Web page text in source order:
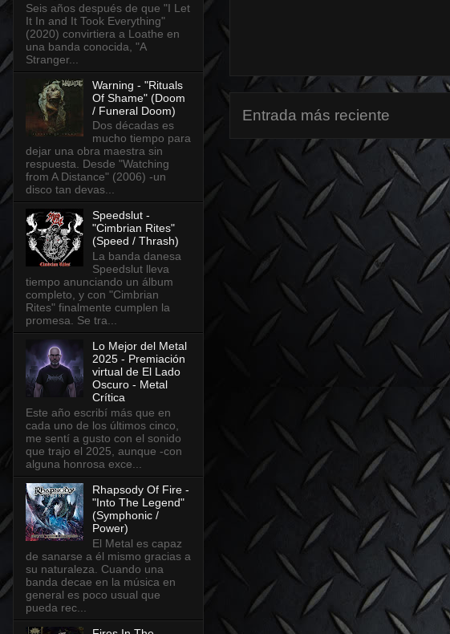
Entrada más reciente
Seis años después de que "I Let
It In and It Took Everything"
(2020) convirtiera a Loathe en
una banda conocida, "A
Stranger...
Warning - "Rituals
Of Shame" (Doom
/ Funeral Doom)
Dos décadas es
mucho tiempo para
dejar una obra maestra sin
respuesta. Desde "Watching
from A Distance" (2006) -un
disco tan devas...
Speedslut -
"Cimbrian Rites"
(Speed / Thrash)
La banda danesa
Speedslut lleva
tiempo anunciando un álbum
completo, y con "Cimbrian
Rites" finalmente cumplen la
promesa. Se tra...
Lo Mejor del Metal
2025 - Premiación
virtual de El Lado
Oscuro - Metal
Crítica
Este año escribí más que en
cada uno de los últimos cinco,
me sentí a gusto con el sonido
que trajo el 2025, aunque -con
alguna honrosa exce...
Rhapsody Of Fire -
"Into The Legend"
(Symphonic /
Power)
El Metal es capaz
de sanarse a él mismo gracias a
su naturaleza. Cuando una
banda decae en la música en
general es poco usual que
pueda rec...